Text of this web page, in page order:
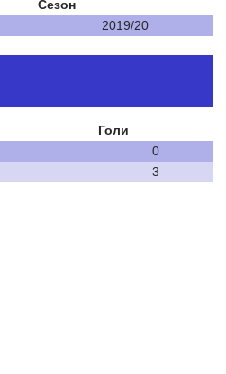
Сезон
2019/20
Голи
0
3